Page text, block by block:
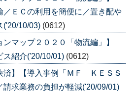
／ＥＣの利用を簡便に／置き配や
('20/10/03) (0612)
ンマップ２０２０「物流編」】
ス紹介('20/10/01) (0612)
済】【導入事例「ＭＦ ＫＥＳＳ
請求業務の負担が軽減('20/09/01)